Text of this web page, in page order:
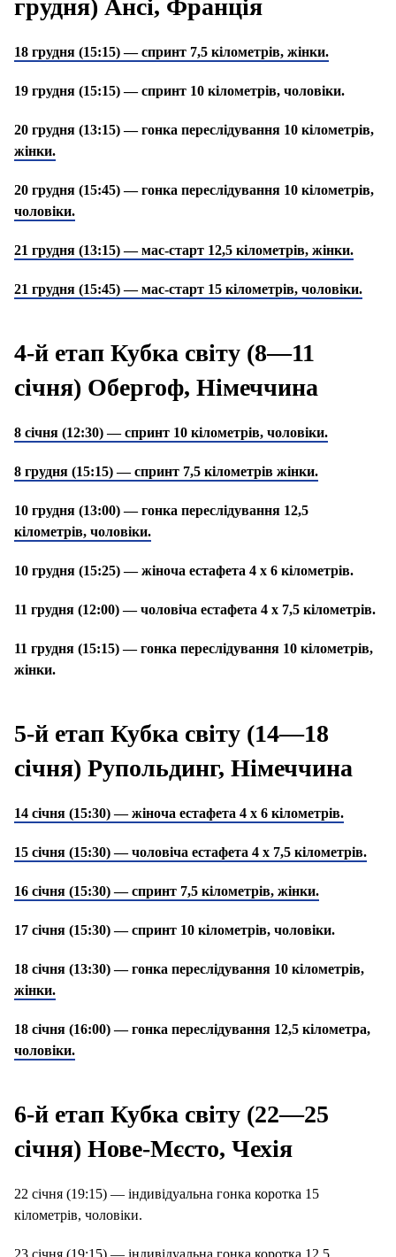
грудня) Ансі, Франція
18 грудня (15:15) — спринт 7,5 кілометрів, жінки.
19 грудня (15:15) — спринт 10 кілометрів, чоловіки.
20 грудня (13:15) — гонка переслідування 10 кілометрів,
жінки.
20 грудня (15:45) — гонка переслідування 10 кілометрів,
чоловіки.
21 грудня (13:15) — мас-старт 12,5 кілометрів, жінки.
21 грудня (15:45) — мас-старт 15 кілометрів, чоловіки.
4-й етап Кубка світу (8—11
січня) Обергоф, Німеччина
8 січня (12:30) — спринт 10 кілометрів, чоловіки.
8 грудня (15:15) — спринт 7,5 кілометрів жінки.
10 грудня (13:00) — гонка переслідування 12,5
кілометрів, чоловіки.
10 грудня (15:25) — жіноча естафета 4 х 6 кілометрів.
11 грудня (12:00) — чоловіча естафета 4 х 7,5 кілометрів.
11 грудня (15:15) — гонка переслідування 10 кілометрів,
жінки.
5-й етап Кубка світу (14—18
січня) Рупольдинг, Німеччина
14 січня (15:30) — жіноча естафета 4 х 6 кілометрів.
15 січня (15:30) — чоловіча естафета 4 х 7,5 кілометрів.
16 січня (15:30) — спринт 7,5 кілометрів, жінки.
17 січня (15:30) — спринт 10 кілометрів, чоловіки.
18 січня (13:30) — гонка переслідування 10 кілометрів,
жінки.
18 січня (16:00) — гонка переслідування 12,5 кілометра,
чоловіки.
6-й етап Кубка світу (22—25
січня) Нове-Мєсто, Чехія
22 січня (19:15) — індивідуальна гонка коротка 15
кілометрів, чоловіки.
23 січня (19:15) — індивідуальна гонка коротка 12,5